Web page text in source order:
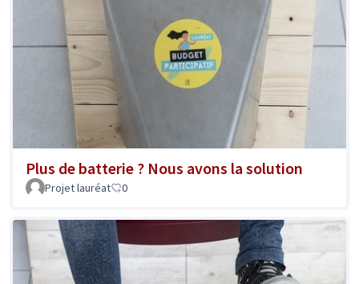
Plus de batterie ? Nous avons la solution
Projet lauréat 0